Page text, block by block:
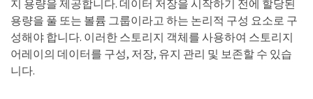
지 용량을 제공합니다. 데이터 저장을 시작하기 전에 할당된
용량을 풀 또는 볼륨 그룹이라고 하는 논리적 구성 요소로 구
성해야 합니다. 이러한 스토리지 객체를 사용하여 스토리지
어레이의 데이터를 구성, 저장, 유지 관리 및 보존할 수 있습
니다.